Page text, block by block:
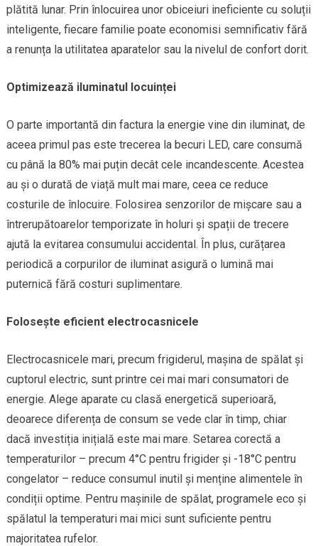
plătită lunar. Prin înlocuirea unor obiceiuri ineficiente cu soluții
inteligente, fiecare familie poate economisi semnificativ fără
a renunța la utilitatea aparatelor sau la nivelul de confort dorit.
Optimizează iluminatul locuinței
O parte importantă din factura la energie vine din iluminat, de
aceea primul pas este trecerea la becuri LED, care consumă
cu până la 80% mai puțin decât cele incandescente. Acestea
au și o durată de viață mult mai mare, ceea ce reduce
costurile de înlocuire. Folosirea senzorilor de mișcare sau a
întrerupătoarelor temporizate în holuri și spații de trecere
ajută la evitarea consumului accidental. În plus, curățarea
periodică a corpurilor de iluminat asigură o lumină mai
puternică fără costuri suplimentare.
Folosește eficient electrocasnicele
Electrocasnicele mari, precum frigiderul, mașina de spălat și
cuptorul electric, sunt printre cei mai mari consumatori de
energie. Alege aparate cu clasă energetică superioară,
deoarece diferența de consum se vede clar în timp, chiar
dacă investiția inițială este mai mare. Setarea corectă a
temperaturilor – precum 4°C pentru frigider și -18°C pentru
congelator – reduce consumul inutil și menține alimentele în
condiții optime. Pentru mașinile de spălat, programele eco și
spălatul la temperaturi mai mici sunt suficiente pentru
majoritatea rufelor.